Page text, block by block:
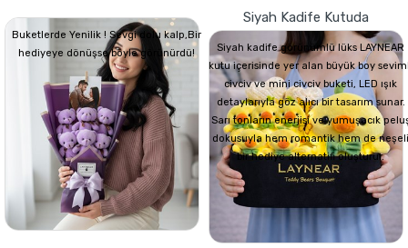
Buketlerde Yenilik ! Sevgi dolu kalp,Bir
hediyeye dönüşse böyle görünürdü!
Siyah Kadife Kutuda
Siyah kadife görünümlü lüks LAYNEAR
kutu içerisinde yer alan büyük boy
civciv ve mini civciv buketi, LED ışık
detaylarıyla göz alıcı bir tasarım sunar.
Sarı tonların enerjisi ve yumuşacık
dokusuyla hem romantik hem de neşeli
bir hediye alternatifi oluşturur.